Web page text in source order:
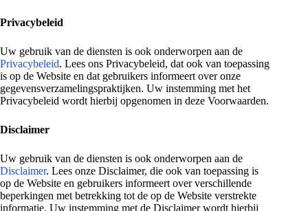
Privacybeleid
Uw gebruik van de diensten is ook onderworpen aan de
Privacybeleid. Lees ons Privacybeleid, dat ook van toepassing
is op de Website en dat gebruikers informeert over onze
gegevensverzamelingspraktijken. Uw instemming met het
Privacybeleid wordt hierbij opgenomen in deze Voorwaarden.
Disclaimer
Uw gebruik van de diensten is ook onderworpen aan de
Disclaimer. Lees onze Disclaimer, die ook van toepassing is
op de Website en gebruikers informeert over verschillende
beperkingen met betrekking tot de op de Website verstrekte
informatie. Uw instemming met de Disclaimer wordt hierbij